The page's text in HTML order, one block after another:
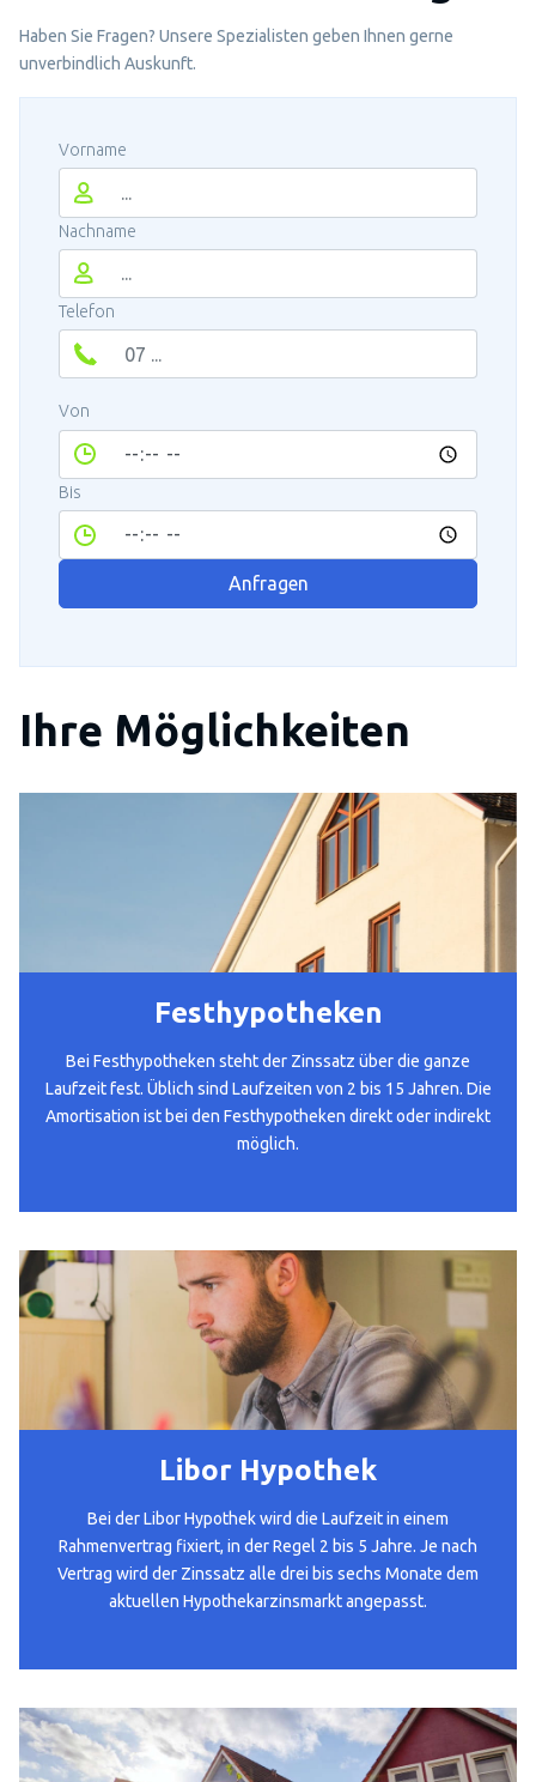
Haben Sie Fragen? Unsere Spezialisten geben Ihnen gerne
unverbindlich Auskunft.
Vorname
Nachname
Telefon
Von
Bis
Anfragen
Ihre Möglichkeiten
Festhypotheken
Bei Festhypotheken steht der Zinssatz über die ganze
Laufzeit fest. Üblich sind Laufzeiten von 2 bis 15 Jahren. Die
Amortisation ist bei den Festhypotheken direkt oder indirekt
möglich.
Libor Hypothek
Bei der Libor Hypothek wird die Laufzeit in einem
Rahmenvertrag fixiert, in der Regel 2 bis 5 Jahre. Je nach
Vertrag wird der Zinssatz alle drei bis sechs Monate dem
aktuellen Hypothekarzinsmarkt angepasst.